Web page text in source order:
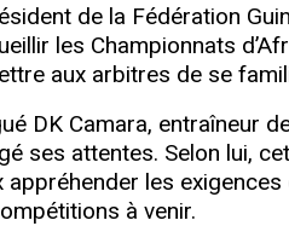
de la Fédération
les Championnats
aux arbitres de se
DK Camara, entraîneur
ses attentes. Selon lui,
appréhender les
à venir.